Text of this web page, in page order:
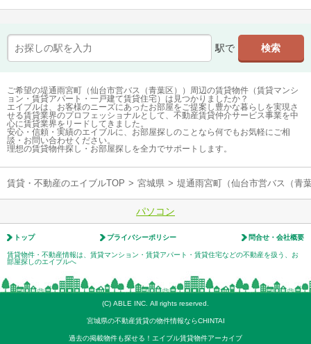
駅で
ご希望の堤通雨宮町（仙台市営バス（青葉区））周辺の賃貸物件（賃貸マンシ
ョン・賃貸アパート・一戸建て賃貸住宅）は見つかりましたか？
エイブルは、お客様のニーズにあったお部屋をご提案し豊かな暮らしを実現さ
せる賃貸業界のプロフェッショナルとして、不動産賃貸仲介サービス事業を中
心に賃貸業界をリードしてきました。
安心・信頼・実績のエイブルに、お部屋探しのことなら何でもお気軽にご相
談・お問い合わせください。
理想の賃貸物件探し・お部屋探しを全力でサポートします。
賃貸・不動産のエイブルTOP > 宮城県 > 堤通雨宮町（仙台市営バス（青
パソコン
トップ プライバシーポリシー 問合せ・会社概要
賃貸物件・不動産情報は、賃貸マンション・賃貸アパート・賃貸住宅などの不動産を扱う、お
部屋探しのエイブルへ
(C) ABLE INC. All rights reserved.
宮城県の不動産賃貸の物件情報ならCHINTAI
過去の掲載物件も探せる！エイブル賃貸物件アーカイブ